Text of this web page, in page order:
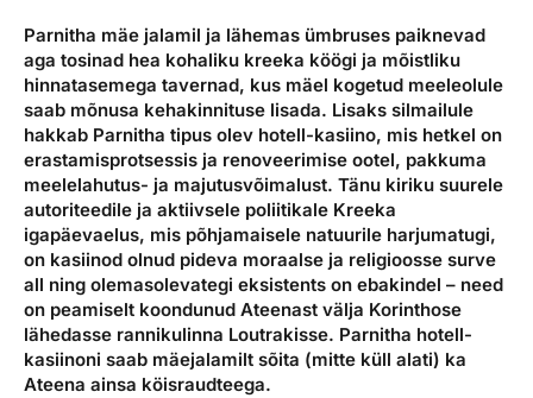
Parnitha mäe jalamil ja lähemas ümbruses paiknevad
aga tosinad hea kohaliku kreeka köögi ja mõistliku
hinnatasemega tavernad, kus mäel kogetud meeleolule
saab mõnusa kehakinnituse lisada. Lisaks silmailule
hakkab Parnitha tipus olev hotell-kasiino, mis hetkel on
erastamisprotsessis ja renoveerimise ootel, pakkuma
meelelahutus- ja majutusvõimalust. Tänu kiriku suurele
autoriteedile ja aktiivsele poliitikale Kreeka
igapäevaelus, mis põhjamaisele natuurile harjumatugi,
on kasiinod olnud pideva moraalse ja religioosse surve
all ning olemasolevategi eksistents on ebakindel – need
on peamiselt koondunud Ateenast välja Korinthose
lähedasse rannikulinna Loutrakisse. Parnitha hotell-
kasiinoni saab mäejalamilt sõita (mitte küll alati) ka
Ateena ainsa köisraudteega.